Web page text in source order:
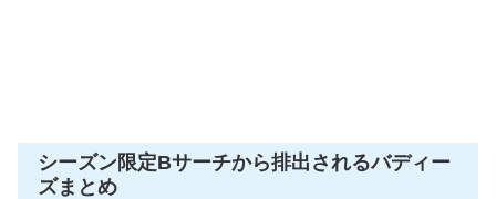
シーズン限定Bサーチから排出されるバディー
ズまとめ